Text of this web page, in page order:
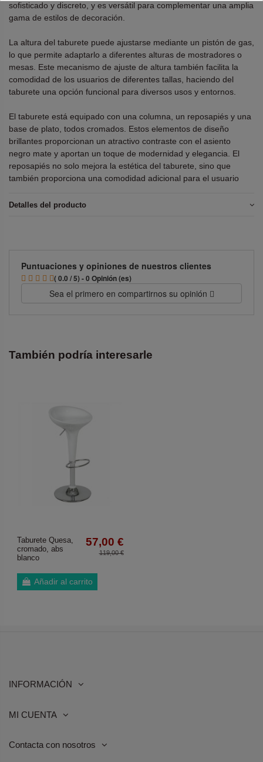
sofisticado y discreto, y es versátil para complementar una amplia
gama de estilos de decoración.
La altura del taburete puede ajustarse mediante un pistón de gas,
lo que permite adaptarlo a diferentes alturas de mostradores o
mesas. Este mecanismo de ajuste de altura también facilita la
comodidad de los usuarios de diferentes tallas, haciendo del
taburete una opción funcional para diversos usos y entornos.
El taburete está equipado con una columna, un reposapiés y una
base de plato, todos cromados. Estos elementos de diseño
brillantes proporcionan un atractivo contraste con el asiento
negro mate y aportan un toque de modernidad y elegancia. El
reposapiés no solo mejora la estética del taburete, sino que
también proporciona una comodidad adicional para el usuario
Detalles del producto
Puntuaciones y opiniones de nuestros clientes
( 0.0 / 5) - 0 Opinión (es)
Sea el primero en compartirnos su opinión
También podría interesarle
Taburete Quesa,
cromado, abs
blanco
57,00 €
119,00 €
Añadir al carrito
INFORMACIÓN
MI CUENTA
Contacta con nosotros